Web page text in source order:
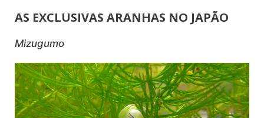
AS EXCLUSIVAS ARANHAS NO JAPÃO
Mizugumo